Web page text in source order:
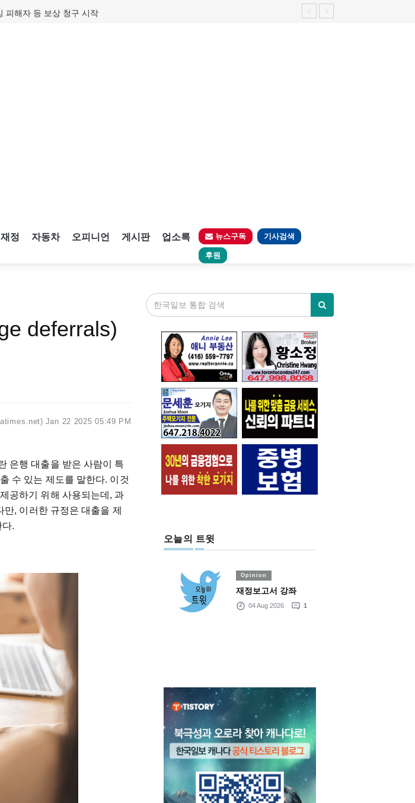
피해자 등 보상 청구 시작
정 자동차 오피니언 게시판 업소록 뉴스구독 기사검색
후원
deferrals)
Jan 22 2025 05:49 PM
은행 대출을 받은 사람이 특
수 있는 제도를 말한다. 이것
공하기 위해 사용되는데, 과
, 이러한 규정은 대출을 제
.
오늘의 트윗
Opinion
재정보고서 강좌
04 Aug 2026 1